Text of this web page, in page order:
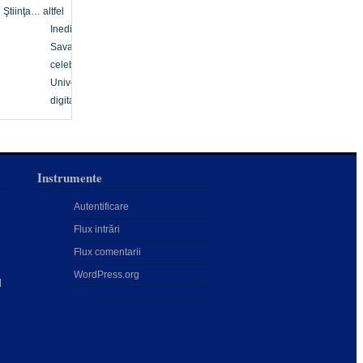
Ştiinţa… altfel
Inedit
Savanți
celebri
Univers
digital
Instrumente
Autentificare
Flux intrări
Flux comentarii
WordPress.org